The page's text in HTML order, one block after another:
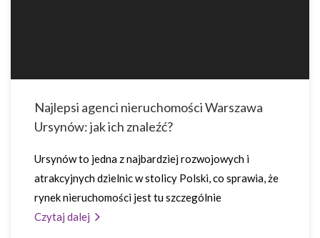
Najlepsi agenci nieruchomości Warszawa
Ursynów: jak ich znaleźć?
Ursynów to jedna z najbardziej rozwojowych i
atrakcyjnych dzielnic w stolicy Polski, co sprawia, że
rynek nieruchomości jest tu szczególnie
Czytaj dalej